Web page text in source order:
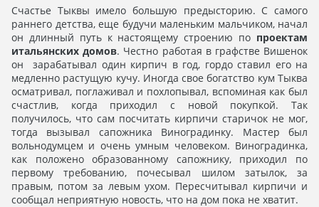
Счастье Тыквы имело большую предысторию. С самого
раннего детства, еще будучи маленьким мальчиком, начал
он длинный путь к настоящему строению по проектам
итальянских домов. Честно работая в графстве Вишенок
он зарабатывал один кирпич в год, гордо ставил его на
медленно растущую кучу. Иногда свое богатство кум Тыква
осматривал, поглаживал и похлопывал, вспоминая как был
счастлив, когда приходил с новой покупкой. Так
получилось, что сам посчитать кирпичи старичок не мог,
тогда вызывал сапожника Виноградинку. Мастер был
вольнодумцем и очень умным человеком. Виноградинка,
как положено образованному сапожнику, приходил по
первому требованию, почесывал шилом затылок, за
правым, потом за левым ухом. Пересчитывал кирпичи и
сообщал неприятную новость, что на дом пока не хватит.